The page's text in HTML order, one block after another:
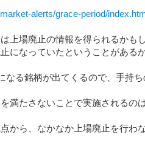
alerts/grace-period/
上場廃止の情報を得られるかも
になっていたということがある
なる銘柄が出てくるので、手持
満たさないことで実施されるの
から、なかなか上場廃止を行わ